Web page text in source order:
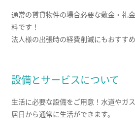
通常の賃貸物件の場合必要な敷金・礼
料です！
法人様の出張時の経費削減にもおすすめ
設備とサービスについて
生活に必要な設備をご用意！水道やガ
居日から通常に生活ができます。